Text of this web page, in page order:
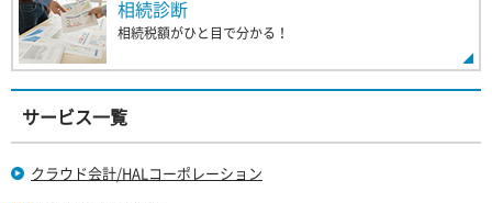
相続診断
相続税額がひと目で分かる！
サービス一覧
クラウド会計/HALコーポレーション